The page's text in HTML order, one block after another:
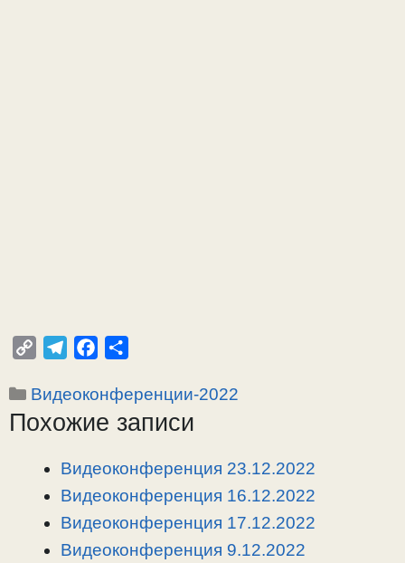
p
y
l
e
r
a
c
e
o
п
р
в
Рубрики
Видеоконференции-2022
Похожие записи
Видеоконференция 23.12.2022
Видеоконференция 16.12.2022
Видеоконференция 17.12.2022
Видеоконференция 9.12.2022